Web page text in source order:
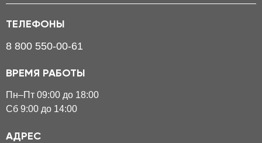
ТЕЛЕФОНЫ
8 800 550-00-61
ВРЕМЯ РАБОТЫ
Пн–Пт 09:00 до 18:00
Сб 9:00 до 14:00
АДРЕС